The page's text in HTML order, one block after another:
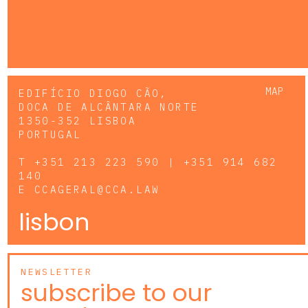
MAP
EDIFÍCIO DIOGO CÃO,
DOCA DE ALCÂNTARA NORTE
1350-352 LISBOA
PORTUGAL
T +351 213 223 590 | +351 914 682
140
E CCAGERAL@CCA.LAW
lisbon
NEWSLETTER
subscribe to our